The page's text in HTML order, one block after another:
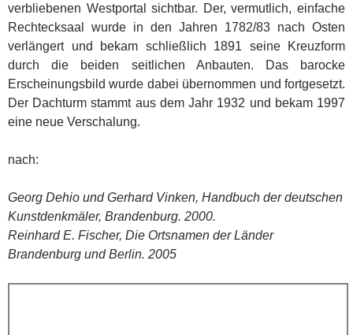
verbliebenen Westportal sichtbar. Der, vermutlich, einfache
Rechtecksaal wurde in den Jahren 1782/83 nach Osten
verlängert und bekam schließlich 1891 seine Kreuzform
durch die beiden seitlichen Anbauten. Das barocke
Erscheinungsbild wurde dabei übernommen und fortgesetzt.
Der Dachturm stammt aus dem Jahr 1932 und bekam 1997
eine neue Verschalung.
nach:
Georg Dehio und Gerhard Vinken, Handbuch der deutschen
Kunstdenkmäler, Brandenburg. 2000.
Reinhard E. Fischer, Die Ortsnamen der Länder
Brandenburg und Berlin. 2005